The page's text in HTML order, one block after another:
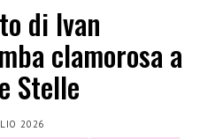
di Ivan
clamorosa a
Stelle
2026